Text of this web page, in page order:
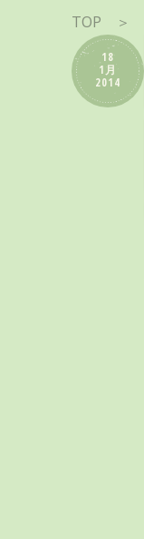
TOP ＞
18
1月
2014